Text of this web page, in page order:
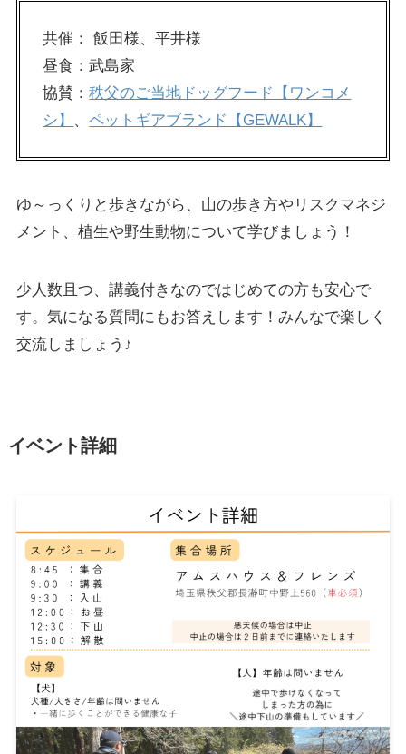
共催： 飯田様、平井様
昼食：武島家
協賛：秩父のご当地ドッグフード【ワンコメ
シ】 、ペットギアブランド【GEWALK】
ゆ～っくりと歩きながら、山の歩き方やリスクマネジ
メント、植生や野生動物について学びましょう！
少人数且つ、講義付きなのではじめての方も安心で
す。気になる質問にもお答えします！みんなで楽しく
交流しましょう♪
イベント詳細